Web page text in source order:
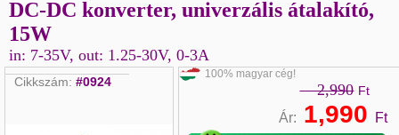
DC-DC konverter, univerzális átalakító,
15W
in: 7-35V, out: 1.25-30V, 0-3A
Cikkszám: #0924
100% magyar cég!
2,990 Ft
Ár: 1,990 Ft